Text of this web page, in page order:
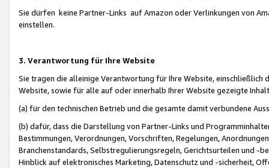
Sie dürfen keine Partner-Links auf Amazon oder Verlinkungen von
einstellen.
3. Verantwortung für Ihre Website
Sie tragen die alleinige Verantwortung für Ihre Website,
Website, sowie für alle auf oder innerhalb Ihrer Website gezeigte
(a) für den technischen Betrieb und die gesamte damit verbundene
(b) dafür, dass die Darstellung von Partner-Links und
Bestimmungen, Verordnungen, Vorschriften, Regelungen,
Branchenstandards, Selbstregulierungsregeln, Gerichtsurteilen und -
Hinblick auf elektronisches Marketing, Datenschutz und -sicherheit,